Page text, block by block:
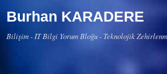
Burhan KARADERE
Bilişim - IT Bilgi Yorum Bloğu - Teknolojik